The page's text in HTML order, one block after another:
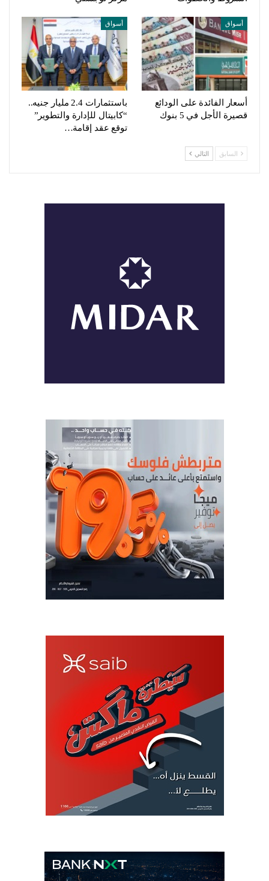
أسواق
أسعار الفائدة على الودائع
قصيرة الأجل في 5 بنوك
أسواق
باستثمارات 2.4 مليار جنيه..
“كابيتال للإدارة والتطوير”
توقع عقد إقامة…
السابق التالي